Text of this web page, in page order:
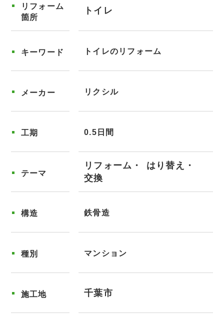
リフォーム
箇所
トイレ
キーワード トイレのリフォーム
メーカー リクシル
工期 0.5日間
テーマ
リフォーム
はり替え
交換
構造 鉄骨造
種別 マンション
施工地 千葉市